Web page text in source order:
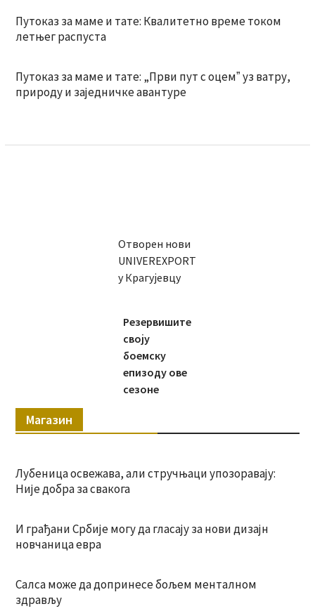
Путоказ за маме и тате: Квалитетно време током
летњег распуста
Путоказ за маме и тате: „Први пут с оцемˮ уз ватру,
природу и заједничке авантуре
Отворен нови
UNIVEREXPORT
у Крагујевцу
Резервишите
своју
боемску
епизоду ове
сезоне
Магазин
Лубеница освежава, али стручњаци упозоравају:
Није добра за свакога
И грађани Србије могу да гласају за нови дизајн
новчаница евра
Салса може да допринесе бољем менталном
здрављу